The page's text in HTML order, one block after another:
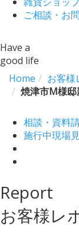
ご相談・お
Have a
good life
Home
お客様
焼津市M様邸
相談・資料
施行中現場
Report
お客様レ